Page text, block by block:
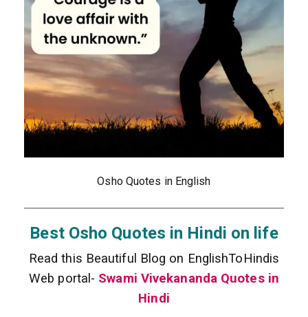
Osho Quotes in English
Best Osho Quotes in Hindi on life
Read this Beautiful Blog on EnglishToHindis
Web portal- Swami Vivekananda Quotes in
Hindi